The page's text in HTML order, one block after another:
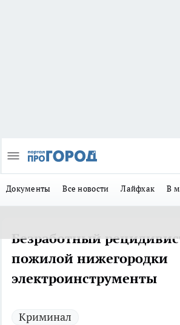
Документы Все новости Лайфхак В
Безработный
пожилой нижегородки
электроинструменты
Криминал